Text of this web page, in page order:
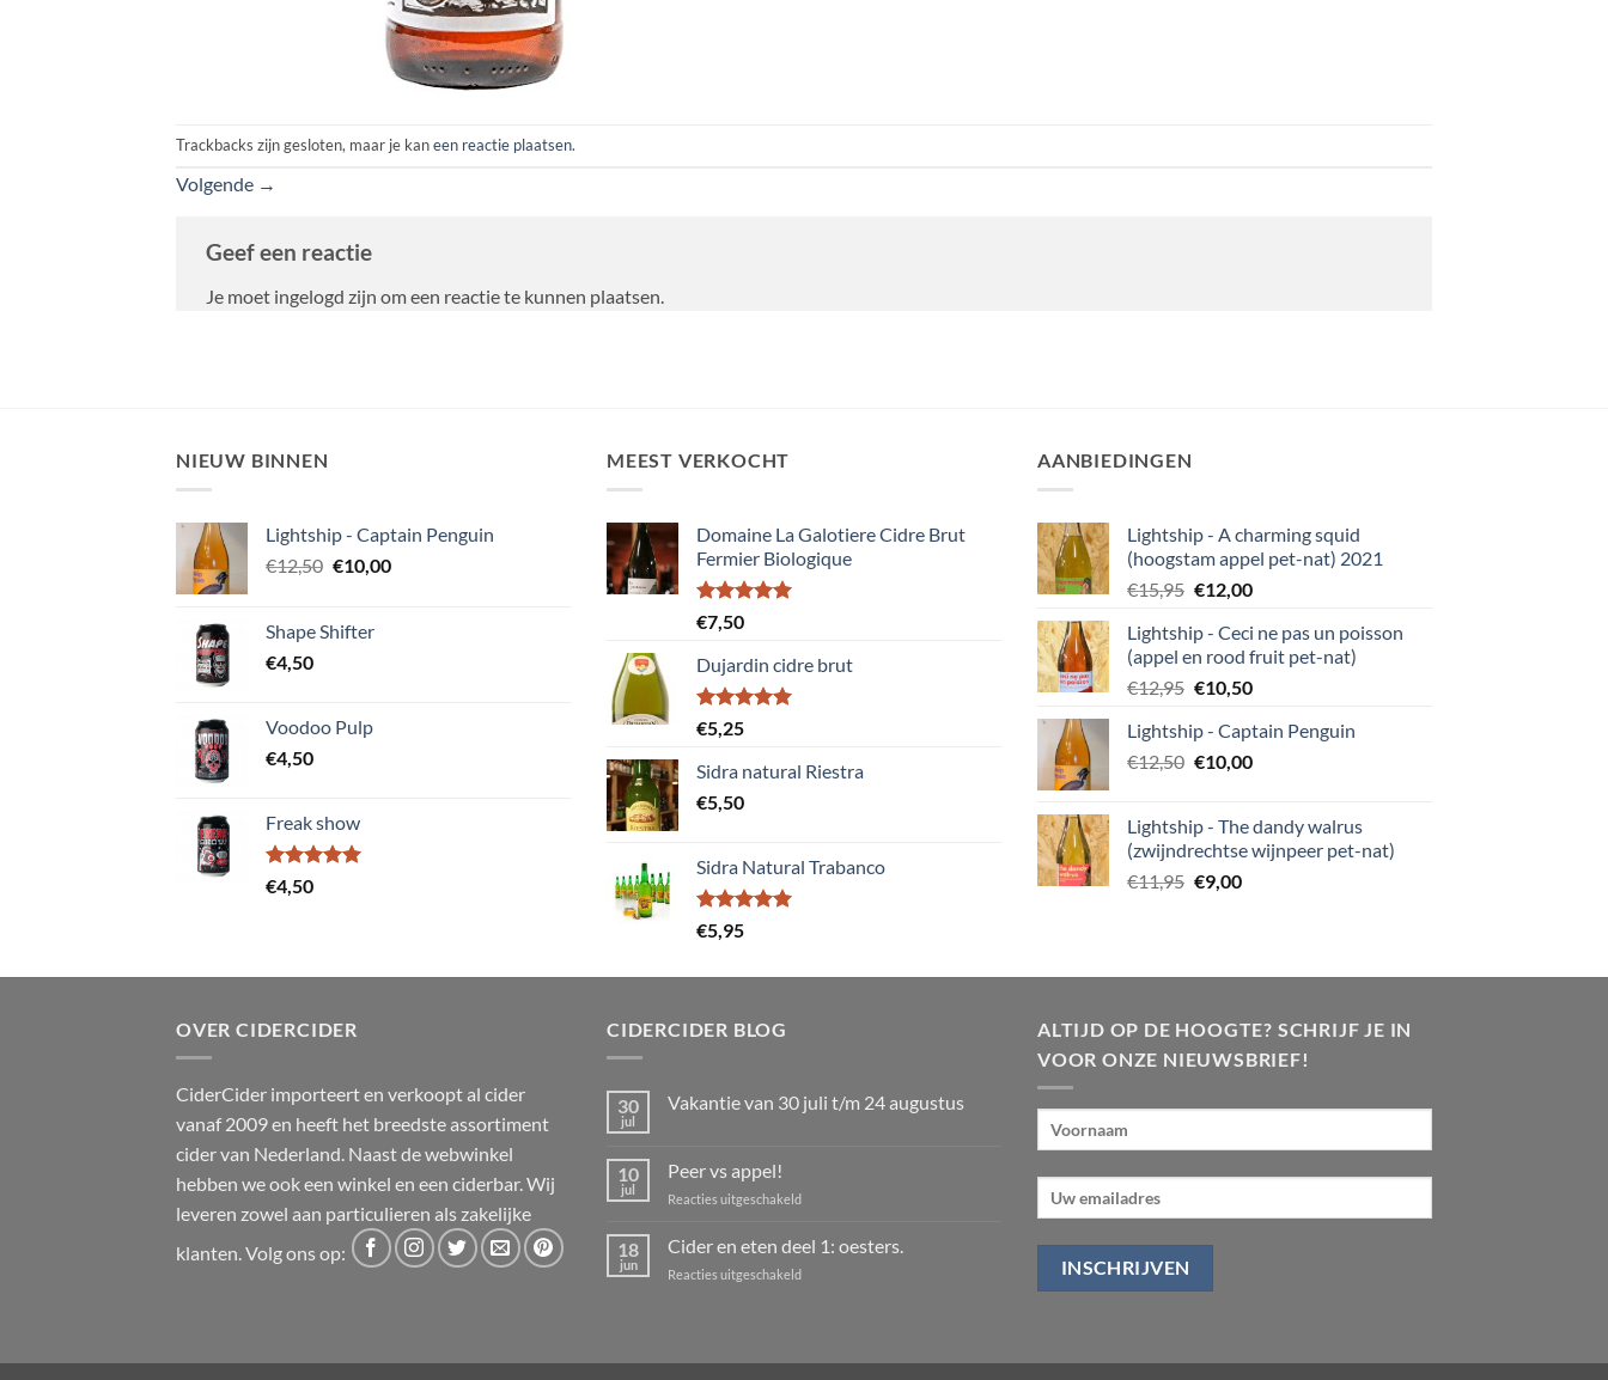
Trackbacks zijn gesloten, maar je kaneen reactie plaatsen.
Volgende →
Geef een reactie
Je moet ingelogd zijn om een reactie te kunnen plaatsen.
NIEUW BINNEN
Lightship - Captain Penguin
€12,50 Oorspronkelijke
€12,50.
€10,00Huidige
Shape Shifter
€4,50
Voodoo Pulp
€4,50
Freak show
Gewaardeerd
5.00
€4,50
MEEST VERKOCHT
Domaine La Galotiere Cidre Brut
Fermier Biologique
Gewaardeerd
5.00
€7,50
Dujardin cidre brut
Gewaardeerd
5.00
€5,25
Sidra natural Riestra
€5,50
Sidra Natural Trabanco
Gewaardeerd
5.00
€5,95
AANBIEDINGEN
Lightship - A charming squid
(hoogstam appel pet-nat) 2021
€15,95 Oorspronkelijke
was:
€15,95.
€12,00Huidige
is:
€12,00.
Lightship - Ceci ne pas un poisson
(appel en rood fruit pet-nat)
€12,95 Oorspronkelijke
was:
€12,95.
€10,50Huidige
is:
€10,50.
Lightship - Captain Penguin
€12,50 Oorspronkelijke
€12,50.
€10,00Huidige
€10,00.
Lightship - The dandy walrus
(zwijndrechtse wijnpeer pet-nat)
€11,95 Oorspronkelijke
€9,00Huidige
OVER CIDERCIDER
CiderCider importeert en verkoopt al cider
vanaf 2009 en heeft het breedste assortiment
cider van Nederland. Naast de webwinkel
hebben we ook een winkel en een ciderbar. Wij
leveren zowel aan particulieren als zakelijke
klanten. Volg ons op:
CIDERCIDER BLOG
30
jul
Vakantie van 30 juli t/m 24 augustus
Vakantie
30
24
augustus
10
jul
Peer vs appel!
Reacties uitgeschakeldvoor
vs
18
jun
Cider en eten deel 1: oesters.
Reacties uitgeschakeldvoor
ALTIJD OP DE HOOGTE? SCHRIJF JE IN
VOOR ONZE NIEUWSBRIEF!